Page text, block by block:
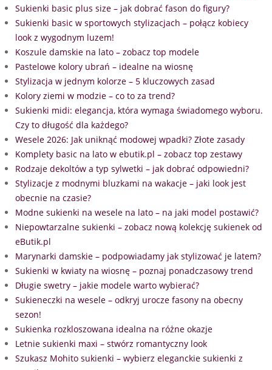
Sukienki basic plus size – jak dobrać fason do figury?
Sukienki basic w sportowych stylizacjach – połącz kobiecy
look z wygodnym luzem!
Koszule damskie na lato – zobacz top modele
Pastelowe kolory ubrań – idealne na wiosnę
Stylizacja w jednym kolorze – 5 kluczowych zasad
Kolory ziemi w modzie – co to za trend?
Sukienki midi: elegancja, która wymaga świadomego wyboru.
Czy to długość dla każdego?
Wesele 2026: Jak uniknąć modowej wpadki? Złote zasady
Komplety basic na lato w ebutik.pl – zobacz top zestawy
Rodzaje dekoltów a typ sylwetki – jak dobrać odpowiedni?
Stylizacje z modnymi bluzkami na wakacje – jaki look jest
obecnie na czasie?
Modne sukienki na wesele na lato – na jaki model postawić?
Niepowtarzalne sukienki – zobacz nową kolekcję sukienek od
eButik.pl
Marynarki damskie – podpowiadamy jak stylizować je latem?
Sukienki w kwiaty na wiosnę – poznaj ponadczasowy trend
Długie swetry – jakie modele warto wybierać?
Sukieneczki na wesele – odkryj urocze fasony na obecny
sezon!
Sukienka rozkloszowana idealna na różne okazje
Letnie sukienki maxi – stwórz romantyczny look
Szukasz Mohito sukienki – wybierz eleganckie sukienki z